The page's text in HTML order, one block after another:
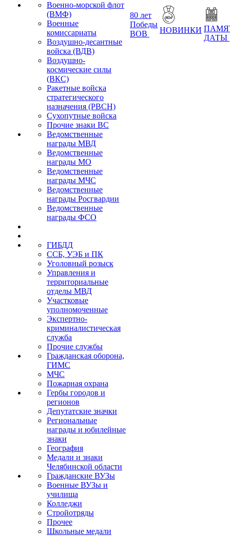
Военно-морской флот
(ВМФ)
Военные
комиссариаты
Воздушно-десантные
войска (ВДВ)
Воздушно-
космические силы
(ВКС)
Ракетные войска
стратегического
назначения (РВСН)
Сухопутные войска
Прочие знаки ВС
Ведомственные
награды МВД
Ведомственные
награды МО
Ведомственные
награды МЧС
Ведомственные
награды Росгвардии
Ведомственные
награды ФСО
ГИБДД
ССБ, УЭБ и ПК
Уголовный розыск
Управления и
территориальные
отделы МВД
Участковые
уполномоченные
Экспертно-
криминалистическая
служба
Прочие службы
Гражданская оборона,
ГИМС
МЧС
Пожарная охрана
Гербы городов и
регионов
Депутатские значки
Региональные
награды и юбилейные
знаки
География
Медали и знаки
Челябинской области
Гражданские ВУЗы
Военные ВУЗы и
училища
Колледжи
Стройотряды
Прочее
Школьные медали
80 лет
Победы
ВОВ
НОВИНКИ
ДАТЫ